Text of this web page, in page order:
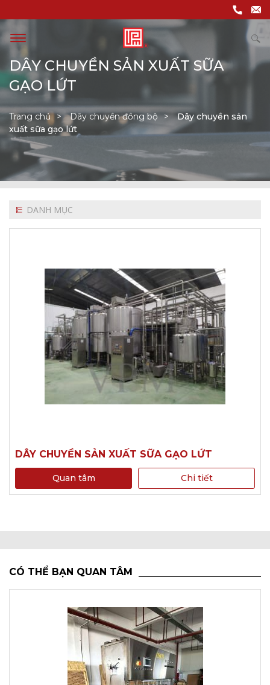
DÂY CHUYỀN SẢN XUẤT SỮA
GẠO LỨT
Trang chủ Dây chuyền đồng bộ
Dây chuyền sản
xuất sữa gạo lứt
DANH MỤC
DÂY CHUYỀN SẢN XUẤT SỮA GẠO LỨT
Quan tâm Chi tiết
CÓ THỂ BẠN QUAN TÂM